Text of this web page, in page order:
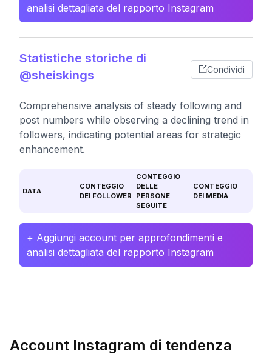
analisi dettagliata del rapporto Instagram
Statistiche storiche di
@sheiskings
Condividi
Comprehensive analysis of steady following and
post numbers while observing a declining trend in
followers, indicating potential areas for strategic
enhancement.
DATA
CONTEGGIO
DEI FOLLOWER
CONTEGGIO
DELLE
PERSONE
SEGUITE
CONTEGGIO
DEI MEDIA
+ Aggiungi account per approfondimenti e
analisi dettagliata del rapporto Instagram
Account Instagram di tendenza